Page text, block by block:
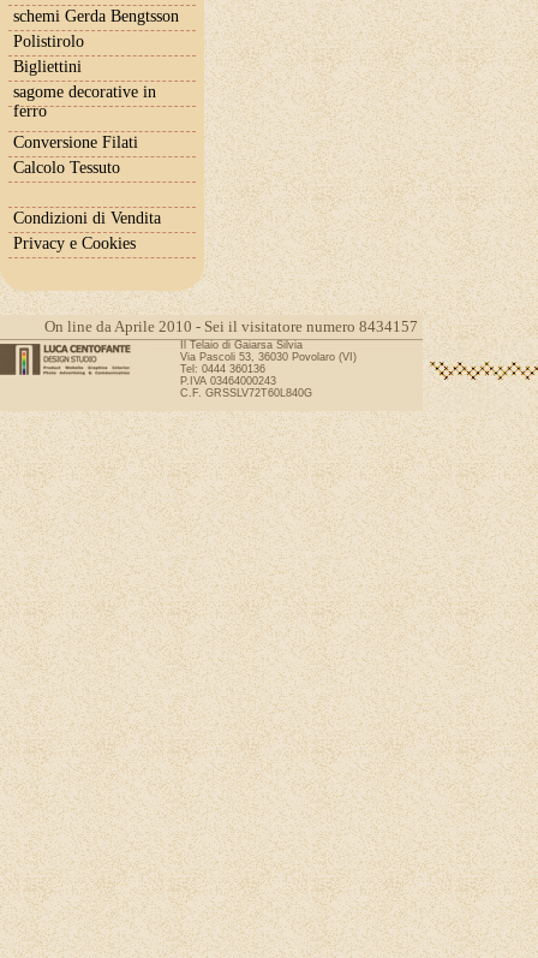
schemi Gerda Bengtsson
Polistirolo
Bigliettini
sagome decorative in
ferro
Conversione Filati
Calcolo Tessuto
Condizioni di Vendita
Privacy e Cookies
On line da Aprile 2010 - Sei il visitatore numero 8434157
Il Telaio di Gaiarsa Silvia
Via Pascoli 53, 36030 Povolaro (VI)
Tel: 0444 360136
P.IVA 03464000243
C.F. GRSSLV72T60L840G